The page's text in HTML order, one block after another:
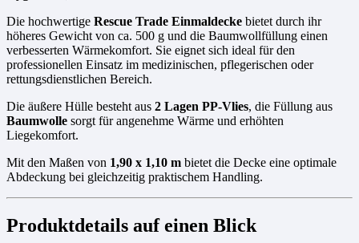
Die hochwertige Rescue Trade Einmaldecke bietet durch ihr
höheres Gewicht von ca. 500 g und die Baumwollfüllung einen
verbesserten Wärmekomfort. Sie eignet sich ideal für den
professionellen Einsatz im medizinischen, pflegerischen oder
rettungsdienstlichen Bereich.
Die äußere Hülle besteht aus 2 Lagen PP-Vlies, die Füllung aus
Baumwolle sorgt für angenehme Wärme und erhöhten
Liegekomfort.
Mit den Maßen von 1,90 x 1,10 m bietet die Decke eine optimale
Abdeckung bei gleichzeitig praktischem Handling.
Produktdetails auf einen Blick